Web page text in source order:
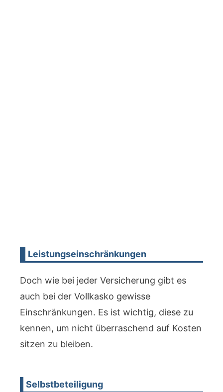
Leistungseinschränkungen
Doch wie bei jeder Versicherung gibt es
auch bei der Vollkasko gewisse
Einschränkungen. Es ist wichtig, diese zu
kennen, um nicht überraschend auf Kosten
sitzen zu bleiben.
Selbstbeteiligung